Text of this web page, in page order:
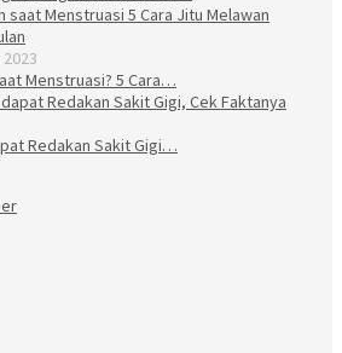
Menstruasi? 5 Cara…
Redakan Sakit Gigi…